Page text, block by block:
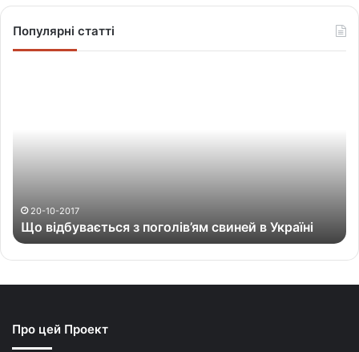
Популярні статті
т
ь
п
о
20-10-2017
Що відбувається з поголів’ям свиней в Україні
Про цей Проект